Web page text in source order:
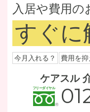
入居や費用の
すぐに
今月入れる？ 費用を
ケアスル